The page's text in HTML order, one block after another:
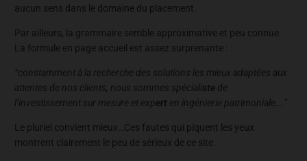
aucun sens dans le domaine du placement.
Par ailleurs, la grammaire semble approximative et peu connue.
La formule en page accueil est assez surprenante :
“constamment à la recherche des solutions les mieux adaptées aux
attentes de nos clients, nous sommes spécialiste de
l’investissement sur mesure et expert en ingénierie patrimoniale….”
Le pluriel convient mieux…Ces fautes qui piquent les yeux
montrent clairement le peu de sérieux de ce site.